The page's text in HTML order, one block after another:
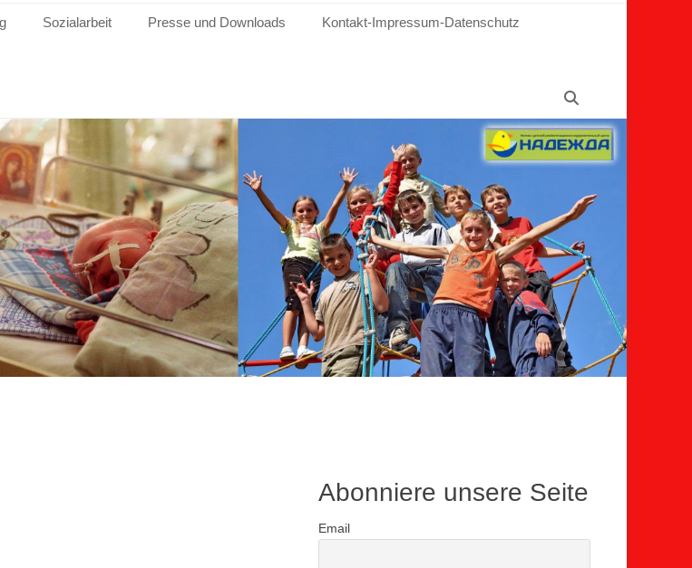
Sozialarbeit Presse und Downloads Kontakt-Impressum-Datenschutz
Abonniere unsere Seite
Email